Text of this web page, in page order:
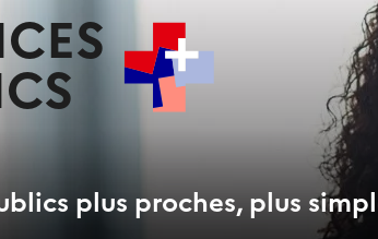
plus proches, plus